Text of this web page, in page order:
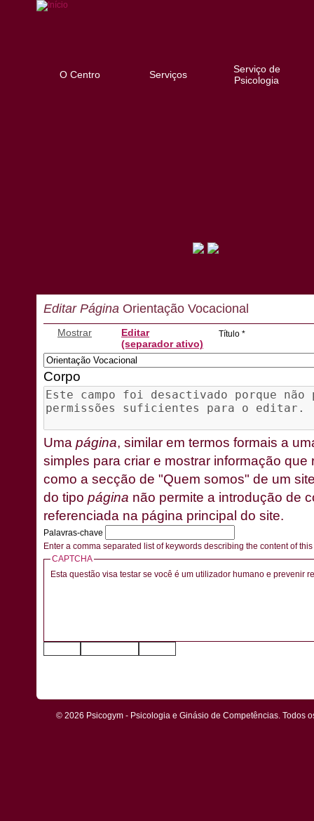
O Centro Serviços
Serviço de
Psicologia
Editar Página Orientação Vocacional
Mostrar
Editar
(separador ativo)
Título *
Corpo
Uma página, similar em termos formais a
simples para criar e mostrar informação que
como a secção de "Quem somos" de um
do tipo página não permite a introdução de
referenciada na página principal do site.
Palavras-chave
Enter a comma separated list of keywords describing the content of
CAPTCHA
Esta questão visa testar se você é um utilizador humano e prevenir
© 2026 Psicogym - Psicologia e Ginásio de Competências. Todos